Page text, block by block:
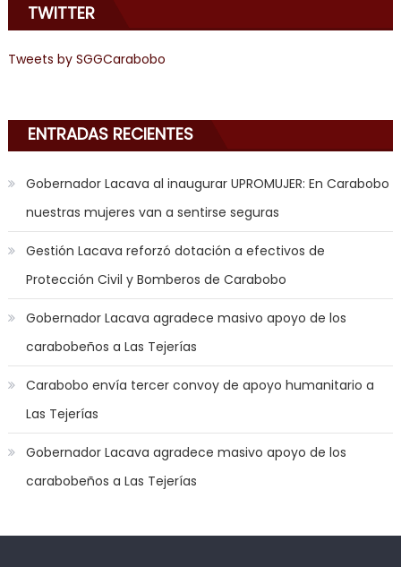
learns
about
joys
sex,
in
the
mood
to
play
a
jerk
off
game
with
you
joi,
nana
nakamura
TWITTER
Tweets by SGGCarabobo
ENTRADAS RECIENTES
Gobernador Lacava al inaugurar UPROMUJER: En Carabobo
nuestras mujeres van a sentirse seguras
Gestión Lacava reforzó dotación a efectivos de
Protección Civil y Bomberos de Carabobo
Gobernador Lacava agradece masivo apoyo de los
carabobeños a Las Tejerías
Carabobo envía tercer convoy de apoyo humanitario a
Las Tejerías
Gobernador Lacava agradece masivo apoyo de los
carabobeños a Las Tejerías